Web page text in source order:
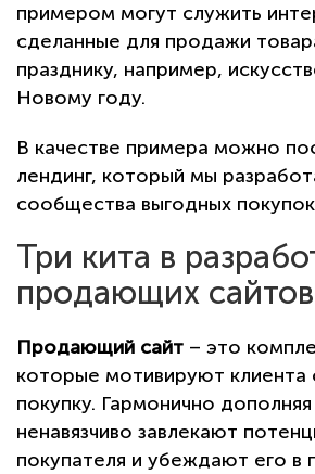
примером могут служить
сделанные для продажи
празднику, например,
Новому году.
В качестве примера можно
лендинг, который мы
сообщества выгодных
Три кита в
продающих сайтов
Продающий сайт – это
которые мотивируют клиента
покупку. Гармонично
ненавязчиво завлекают
покупателя и убеждают его в